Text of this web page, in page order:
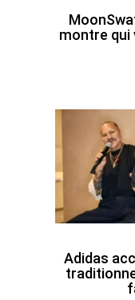
montre qui
Adidas